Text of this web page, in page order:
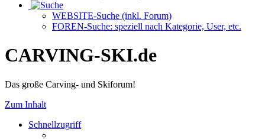
WEBSITE-Suche (inkl. Forum)
FOREN-Suche: speziell nach Kategorie, User, etc.
CARVING-SKI.de
Das große Carving- und Skiforum!
Zum Inhalt
Schnellzugriff